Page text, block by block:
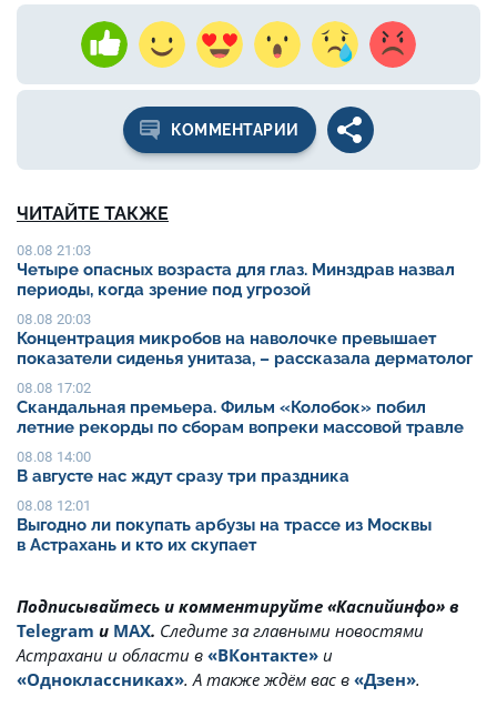
КОММЕНТАРИИ
ЧИТАЙТЕ ТАКЖЕ
08.08 21:03
Четыре опасных возраста для глаз. Минздрав назвал
периоды, когда зрение под угрозой
08.08 20:03
Концентрация микробов на наволочке превышает
показатели сиденья унитаза, – рассказала дерматолог
08.08 17:02
Скандальная премьера. Фильм «Колобок» побил
летние рекорды по сборам вопреки массовой травле
08.08 14:00
В августе нас ждут сразу три праздника
08.08 12:01
Выгодно ли покупать арбузы на трассе из Москвы
в Астрахань и кто их скупает
Подписывайтесь и комментируйте «Каспийинфо» в
Telegram и MAX. Cледите за главными новостями
Астрахани и области в «ВКонтакте» и
«Одноклассниках». А также ждём вас в «Дзен».